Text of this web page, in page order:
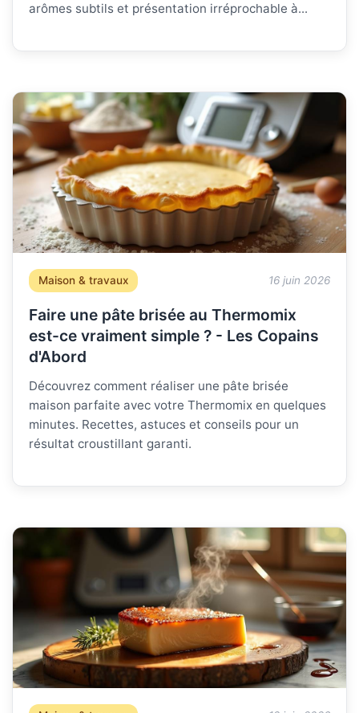
arômes subtils et présentation irréprochable à...
Maison & travaux 16 juin 2026
Faire une pâte brisée au Thermomix
est-ce vraiment simple ? - Les Copains
d'Abord
Découvrez comment réaliser une pâte brisée
maison parfaite avec votre Thermomix en quelques
minutes. Recettes, astuces et conseils pour un
résultat croustillant garanti.